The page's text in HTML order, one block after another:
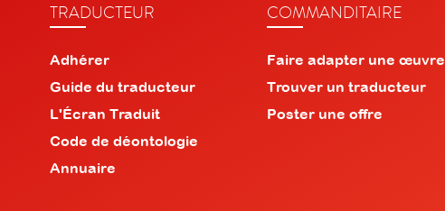
TRADUCTEUR
Adhérer
Guide du traducteur
L'Écran Traduit
Code de déontologie
Annuaire
COMMANDITAIRE
Faire adapter une œuvre
Trouver un traducteur
Poster une offre